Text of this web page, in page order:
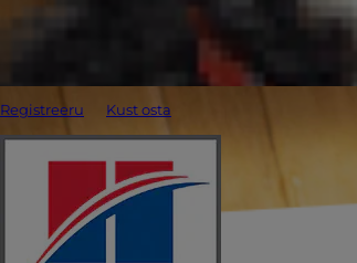
Registreeru Kust osta